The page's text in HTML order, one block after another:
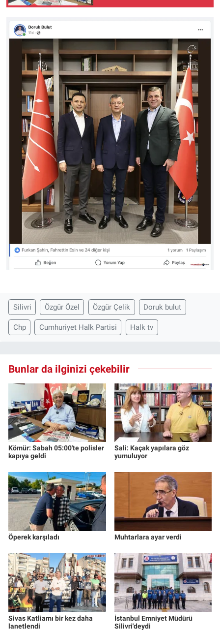
Silivri Özgür Özel Özgür Çelik Doruk bulut
Chp Cumhuriyet Halk Partisi Halk tv
Bunlar da ilginizi çekebilir
Kömür: Sabah 05:00'te polisler
kapıya geldi
Sali: Kaçak yapılara göz
yumuluyor
Öperek karşıladı Muhtarlara ayar verdi
Sivas Katliamı bir kez daha
lanetlendi
İstanbul Emniyet Müdürü
Silivri'deydi